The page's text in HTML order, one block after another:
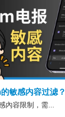
敏感内容过滤？
內容限制，需...